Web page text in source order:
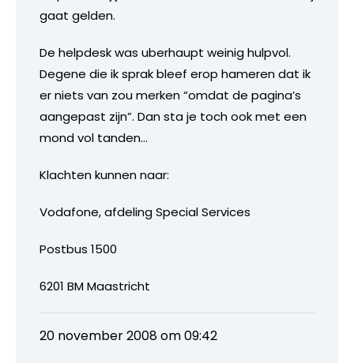
gaat gelden.
De helpdesk was uberhaupt weinig hulpvol.
Degene die ik sprak bleef erop hameren dat ik
er niets van zou merken “omdat de pagina’s
aangepast zijn”. Dan sta je toch ook met een
mond vol tanden…
Klachten kunnen naar:
Vodafone, afdeling Special Services
Postbus 1500
6201 BM Maastricht
20 november 2008 om 09:42